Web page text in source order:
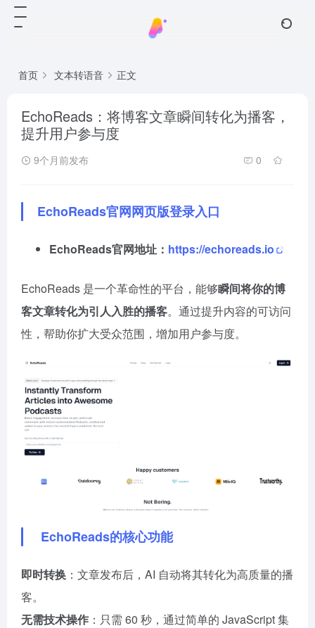
首页 文本转语音 正文
EchoReads：将博客文章瞬间转化为播客，
提升用户参与度
9个月前发布 0
EchoReads官网网页版登录入口
EchoReads官网地址： https://echoreads.io
EchoReads 是一个革命性的平台，能够瞬间将你的博
客文章转化为引人入胜的播客。通过提升内容的可访问
性，帮助你扩大受众范围，增加用户参与度。
EchoReads的核心功能
即时转换 ：文章发布后，AI 自动将其转化为高质量的播
客。
无需技术操作 ：只需 60 秒，通过简单的 JavaScript 集